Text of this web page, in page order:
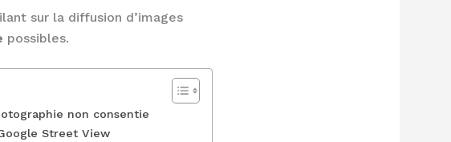
sur la diffusion d’images
possibles.
non consentie
Street View